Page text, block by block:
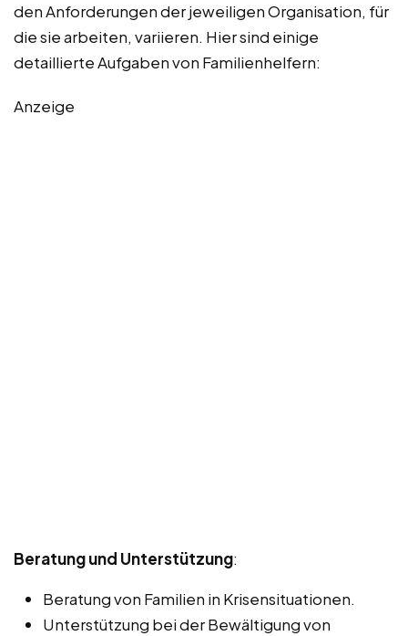
den Anforderungen der jeweiligen Organisation, für
die sie arbeiten, variieren. Hier sind einige
detaillierte Aufgaben von Familienhelfern:
Anzeige
Beratung und Unterstützung:
Beratung von Familien in Krisensituationen.
Unterstützung bei der Bewältigung von